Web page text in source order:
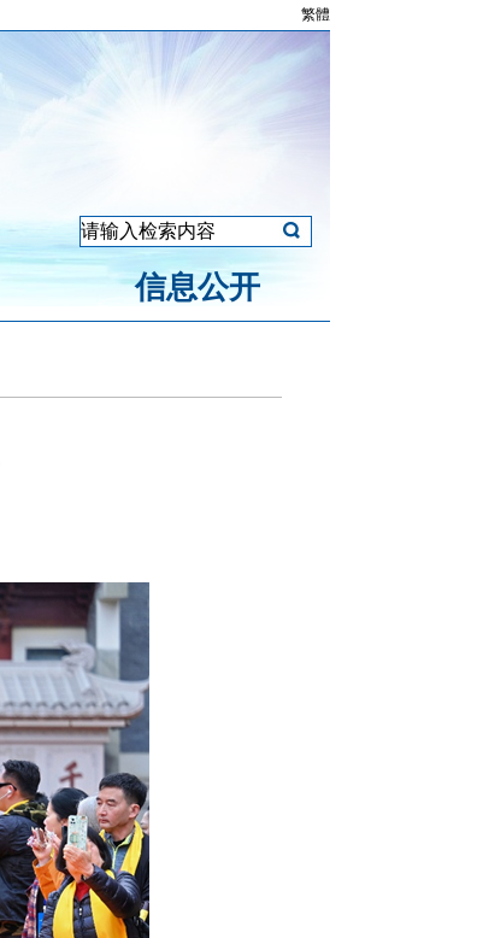
繁體
信息公开